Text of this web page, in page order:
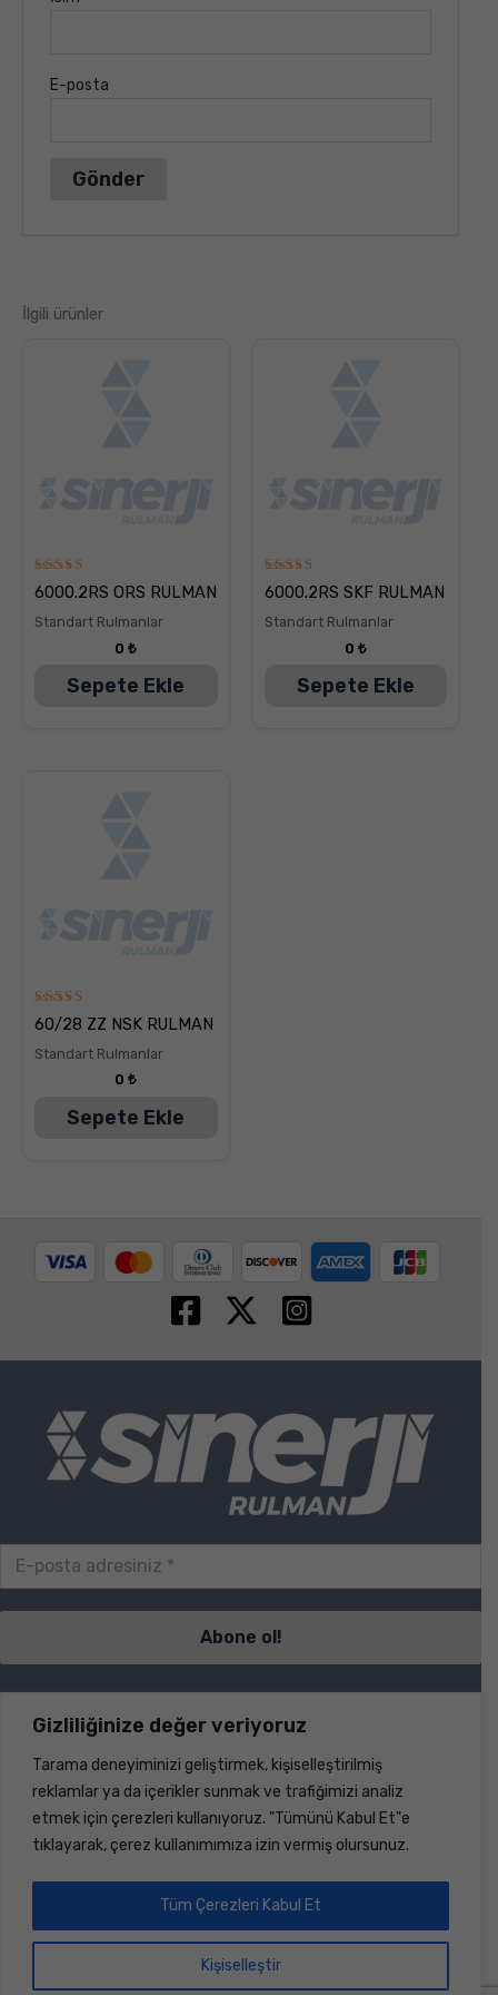
Gizliliğinize değer veriyoruz
Tarama deneyiminizi geliştirmek, kişiselleştirilmiş
reklamlar ya da içerikler sunmak ve trafiğimizi analiz
etmek için çerezleri kullanıyoruz. "Tümünü Kabul Et"e
tıklayarak, çerez kullanımımıza izin vermiş olursunuz.
Kişiselleştir
Tüm Çerezleri Kabul Et
E-posta
İlgili ürünler
5
üzerinden
oy aldı
6000.2RS ORS RULMAN
Standart Rulmanlar
0₺
Sepete Ekle
5
üzerinden
oy aldı
6000.2RS SKF RULMAN
Standart Rulmanlar
0 ₺
Sepete Ekle
5
üzerinden
oy aldı
60/28 ZZ NSK RULMAN
Standart Rulmanlar
0₺
Sepete Ekle
Sayfalar
S.S.S.
İletişim
Ürünler
Haberler
Hakkımızda
Dökümanlar
Hesap